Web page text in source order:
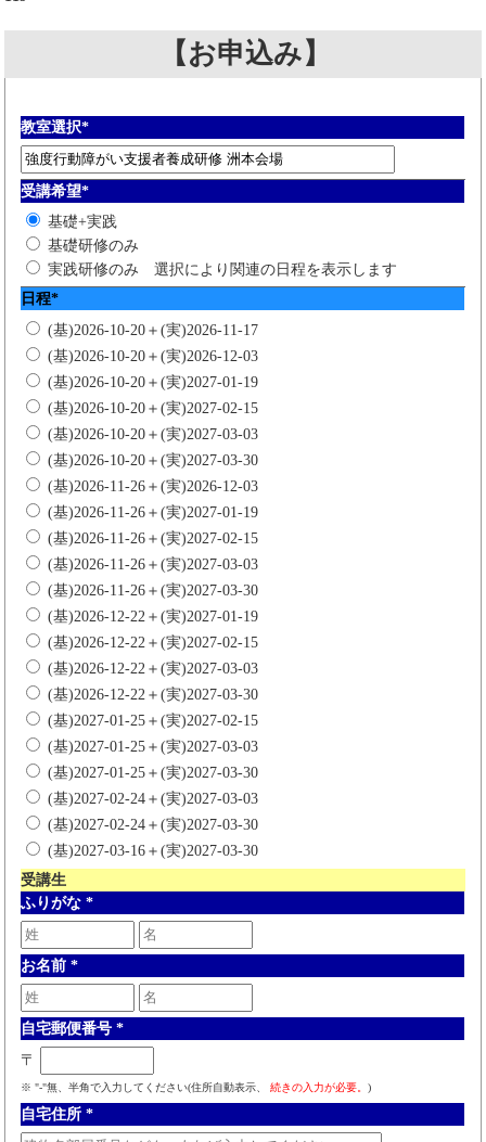
【お申込み】
教室選択*
受講希望*
基礎+実践
基礎研修のみ
実践研修のみ 選択により関連の日程を表示します
日程*
(基)2026-10-20＋(実)2026-11-17
(基)2026-10-20＋(実)2026-12-03
(基)2026-10-20＋(実)2027-01-19
(基)2026-10-20＋(実)2027-02-15
(基)2026-10-20＋(実)2027-03-03
(基)2026-10-20＋(実)2027-03-30
(基)2026-11-26＋(実)2026-12-03
(基)2026-11-26＋(実)2027-01-19
(基)2026-11-26＋(実)2027-02-15
(基)2026-11-26＋(実)2027-03-03
(基)2026-11-26＋(実)2027-03-30
(基)2026-12-22＋(実)2027-01-19
(基)2026-12-22＋(実)2027-02-15
(基)2026-12-22＋(実)2027-03-03
(基)2026-12-22＋(実)2027-03-30
(基)2027-01-25＋(実)2027-02-15
(基)2027-01-25＋(実)2027-03-03
(基)2027-01-25＋(実)2027-03-30
(基)2027-02-24＋(実)2027-03-03
(基)2027-02-24＋(実)2027-03-30
(基)2027-03-16＋(実)2027-03-30
受講生
ふりがな *
お名前 *
自宅郵便番号 *
〒
※ "-"無、半角で入力してください(住所自動表示、 続きの入力が必要。 )
自宅住所 *